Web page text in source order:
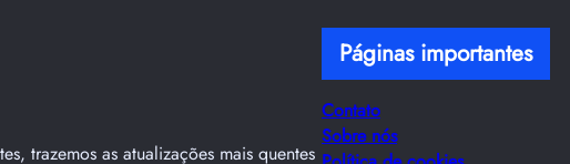
trazemos as atualizações mais quentes
Páginas importantes
Contato
Sobre nós